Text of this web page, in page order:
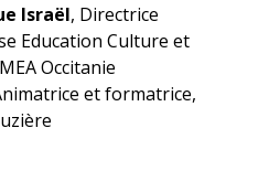
Israël, Directrice
Education Culture et
Occitanie
et formatrice,